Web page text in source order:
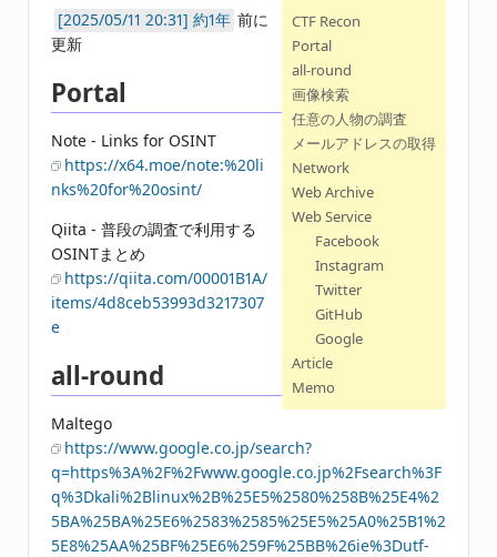
CTF Recon
Portal
all-round
画像検索
任意の人物の調査
メールアドレスの取得
Network
Web Archive
Web Service
Facebook
Instagram
Twitter
GitHub
Google
Article
Memo
約1年 前に
更新
Portal
Note - Links for OSINT
https://x64.moe/note:%20li
nks%20for%20osint/
Qiita - 普段の調査で利用する
OSINTまとめ
https://qiita.com/00001B1A/
items/4d8ceb53993d3217307
e
all-round
Maltego
https://www.google.co.jp/search?
q=https%3A%2F%2Fwww.google.co.jp%2Fsearch%3F
q%3Dkali%2Blinux%2B%25E5%2580%258B%25E4%2
5BA%25BA%25E6%2583%2585%25E5%25A0%25B1%2
5E8%25AA%25BF%25E6%259F%25BB%26ie%3Dutf-